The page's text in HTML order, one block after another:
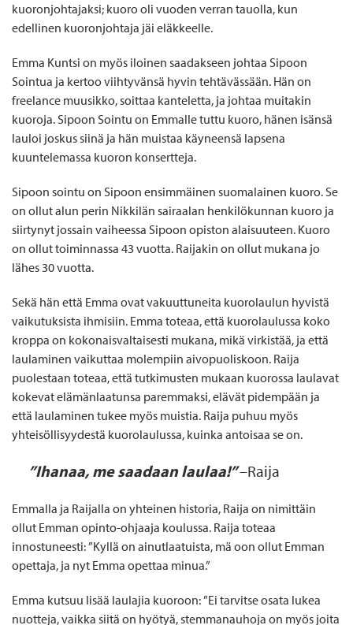
kuoronjohtajaksi; kuoro oli vuoden verran tauolla, kun
edellinen kuoronjohtaja jäi eläkkeelle.
Emma Kuntsi on myös iloinen saadakseen johtaa Sipoon
Sointua ja kertoo viihtyvänsä hyvin tehtävässään. Hän on
freelance muusikko, soittaa kanteletta, ja johtaa muitakin
kuoroja. Sipoon Sointu on Emmalle tuttu kuoro, hänen isänsä
lauloi joskus siinä ja hän muistaa käyneensä lapsena
kuuntelemassa kuoron konsertteja.
Sipoon sointu on Sipoon ensimmäinen suomalainen kuoro. Se
on ollut alun perin Nikkilän sairaalan henkilökunnan kuoro ja
siirtynyt jossain vaiheessa Sipoon opiston alaisuuteen. Kuoro
on ollut toiminnassa 43 vuotta. Raijakin on ollut mukana jo
lähes 30 vuotta.
Sekä hän että Emma ovat vakuuttuneita kuorolaulun hyvistä
vaikutuksista ihmisiin. Emma toteaa, että kuorolaulussa koko
kroppa on kokonaisvaltaisesti mukana, mikä virkistää, ja että
laulaminen vaikuttaa molempiin aivopuoliskoon. Raija
puolestaan toteaa, että tutkimusten mukaan kuorossa laulavat
kokevat elämänlaatunsa paremmaksi, elävät pidempään ja
että laulaminen tukee myös muistia. Raija puhuu myös
yhteisöllisyydestä kuorolaulussa, kuinka antoisaa se on.
”Ihanaa, me saadaan laulaa!”–Raija
Emmalla ja Raijalla on yhteinen historia, Raija on nimittäin
ollut Emman opinto-ohjaaja koulussa. Raija toteaa
innostuneesti: ”Kyllä on ainutlaatuista, mä oon ollut Emman
opettaja, ja nyt Emma opettaa minua.”
Emma kutsuu lisää laulajia kuoroon: ”Ei tarvitse osata lukea
nuotteja, vaikka siitä on hyötyä, stemmanauhoja on myös joita